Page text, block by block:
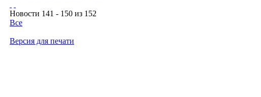
Новости 141 - 150 из 152
Все
Версия для печати